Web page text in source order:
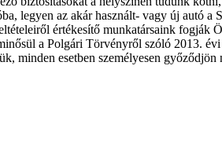
legyen az akár használt- vagy új autó
értékesítő munkatársaink fogják
a Polgári Törvényről szóló 2013.
minden esetben személyesen győződjön